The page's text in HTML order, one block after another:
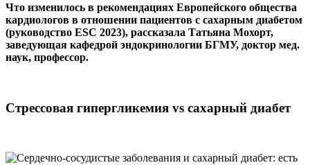
Что изменилось в рекомендациях Европейского общества
кардиологов в отношении пациентов с сахарным диабетом
(руководство ESC 2023), рассказала Татьяна Мохорт,
заведующая кафедрой эндокринологии БГМУ, доктор мед.
наук, профессор.
Стрессовая гипергликемия vs сахарный диабет